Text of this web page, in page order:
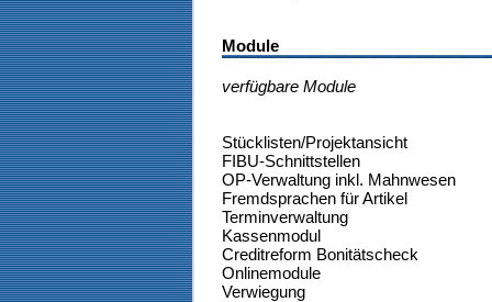
Module
verfügbare Module
Stücklisten/Projektansicht
FIBU-Schnittstellen
OP-Verwaltung inkl. Mahnwesen
Fremdsprachen für Artikel
Terminverwaltung
Kassenmodul
Creditreform Bonitätscheck
Onlinemodule
Verwiegung